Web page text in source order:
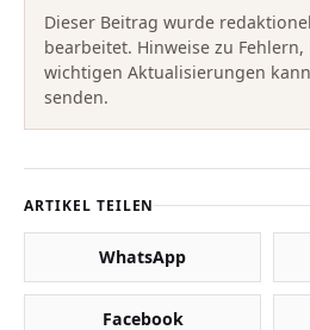
Dieser Beitrag wurde
bearbeitet. Hinweise zu
wichtigen Aktualisierungen
senden.
ARTIKEL TEILEN
WhatsApp
Facebook